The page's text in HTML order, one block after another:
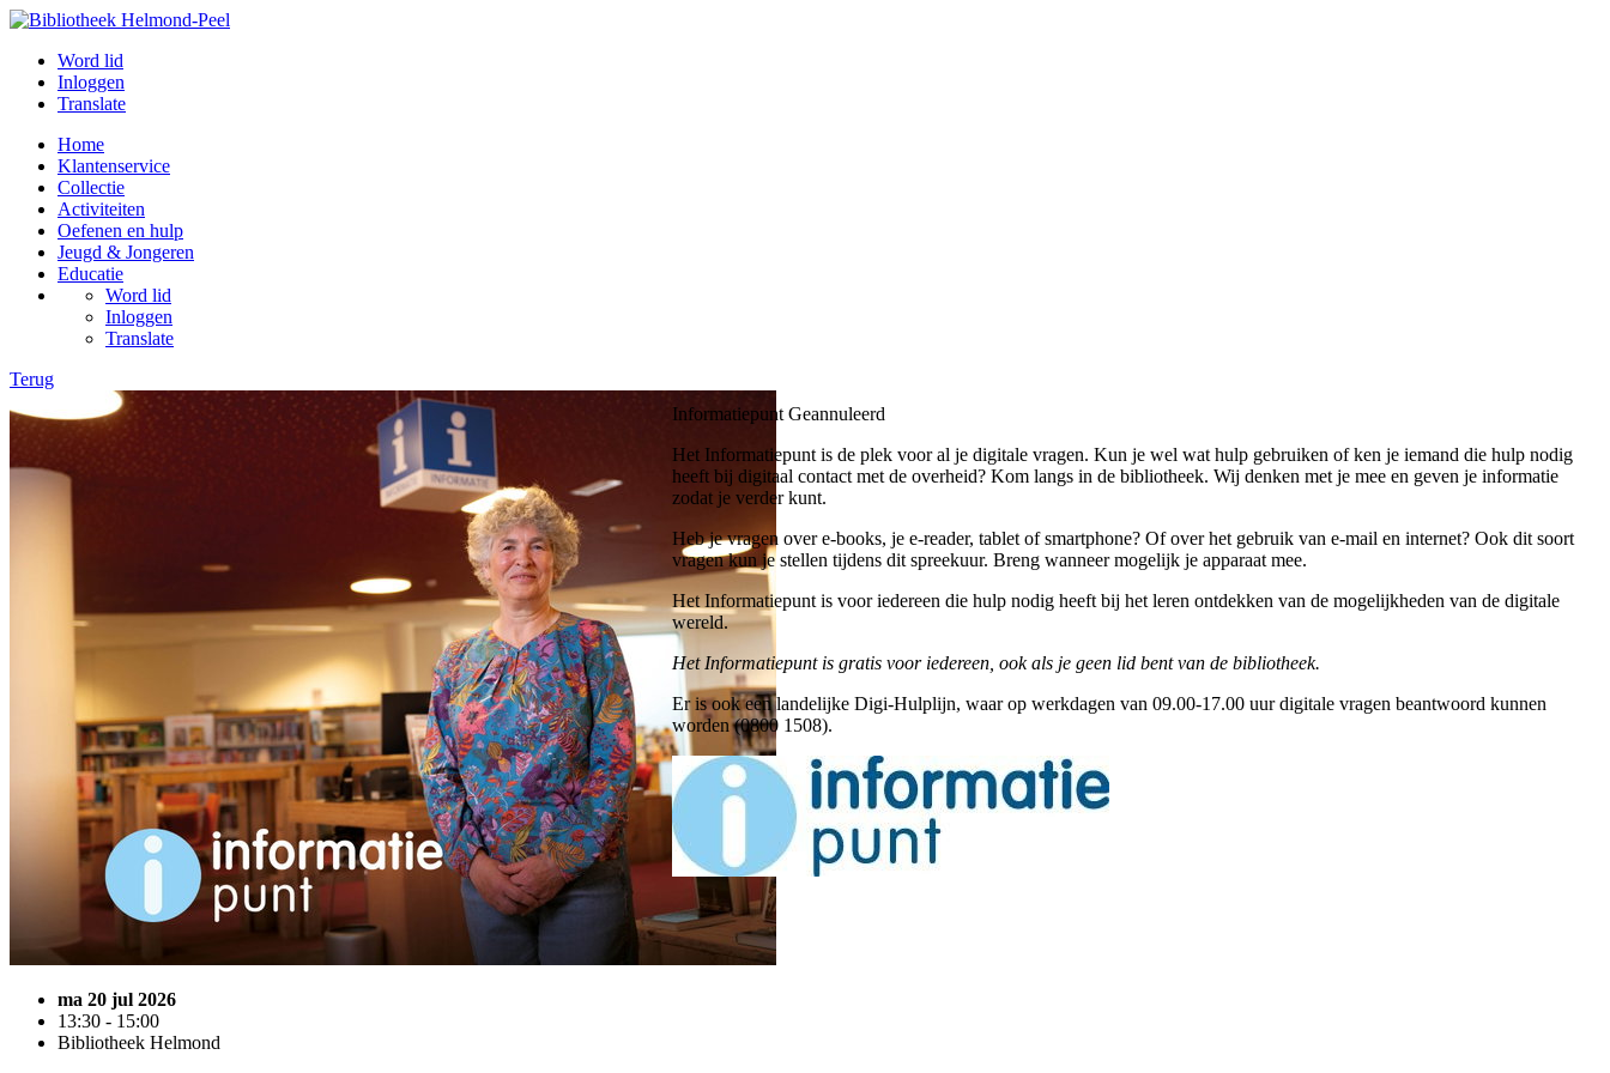
Word lid
Inloggen
Translate
Home
Klantenservice
Collectie
Activiteiten
Oefenen en hulp
Jeugd & Jongeren
Educatie
Word lid
Inloggen
Translate
Terug
ma 20 jul 2026
13:30 - 15:00
Bibliotheek Helmond
InformatiepuntGeannuleerd
Het Informatiepunt is de plek voor al je digitale vragen. Kun je wel wat hulp gebruiken of ken je iemand die hulp nodig
heeft bij digitaal contact met de overheid? Kom langs in de bibliotheek. Wij denken met je mee en geven je informatie
zodat je verder kunt.
Heb je vragen over e-books, je e-reader, tablet of smartphone? Of over het gebruik van e-mail en internet? Ook dit soort
vragen kun je stellen tijdens dit spreekuur. Breng wanneer mogelijk je apparaat mee.
Het Informatiepunt is voor iedereen die hulp nodig heeft bij het leren ontdekken van de mogelijkheden van de digitale
wereld.
Het Informatiepunt is gratis voor iedereen, ook als je geen lid bent van de bibliotheek.
Er is ook een landelijke Digi-Hulplijn, waar op werkdagen van 09.00-17.00 uur digitale vragen beantwoord kunnen
worden (0800 1508).